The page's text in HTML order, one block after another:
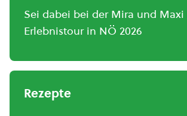
Sei dabei bei der Mira und Maxi
Erlebnistour in NÖ 2026
Rezepte